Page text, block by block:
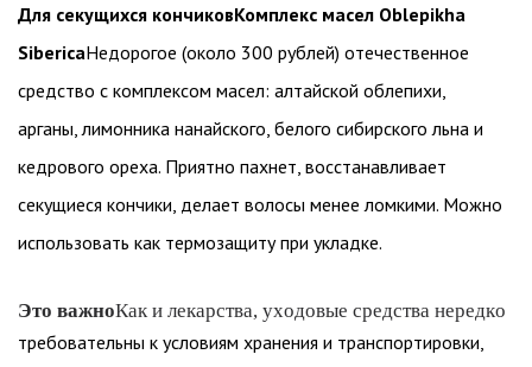
Для секущихся кончиковКомплекс масел Oblepikha
SibericaНедорогое (около 300 рублей) отечественное
средство с комплексом масел: алтайской облепихи,
арганы, лимонника нанайского, белого сибирского льна и
кедрового ореха. Приятно пахнет, восстанавливает
секущиеся кончики, делает волосы менее ломкими. Можно
использовать как термозащиту при укладке.
Это важноКак и лекарства, уходовые средства нередко
требовательны к условиям хранения и транспортировки,